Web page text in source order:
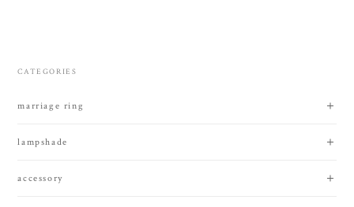
CATEGORIES
marriage ring
lampshade
accessory